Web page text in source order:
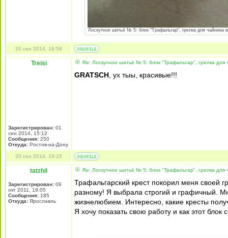
Лоскутное шитьё № 5: блок "Трафальгар", грелка для чайника
20 сен 2014, 18:59
Treisi
Зарегистрирован: 01
сен 2014, 15:12
Сообщения: 250
Откуда: Ростов-на-Дону
Re: Лоскутное шитьё № 5: блок "Трафальгар", грелка для
GRATSCH , ух тыы, красивые!!!
20 сен 2014, 19:15
tatzhil
Зарегистрирован: 09
окт 2011, 19:05
Сообщения: 185
Откуда: Ярославль
Re: Лоскутное шитьё № 5: блок "Трафальгар", грелка для
Трафальгарский крест покорил меня своей
разному! Я выбрала строгий и графичный.
жизнелюбием. Интересно, какие кресты
Я хочу показать свою работу и как этот